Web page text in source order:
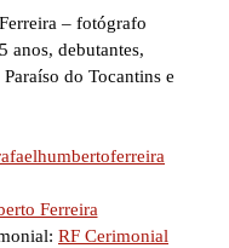
– fotógrafo
anos, debutantes,
do Tocantins e
Ferreira
RF Cerimonial